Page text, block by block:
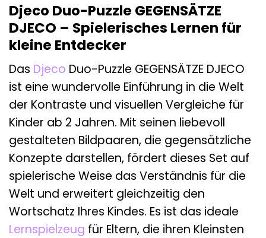
Djeco Duo-Puzzle GEGENSÄTZE
DJECO – Spielerisches Lernen für
kleine Entdecker
Das Djeco Duo-Puzzle GEGENSÄTZE DJECO
ist eine wundervolle Einführung in die Welt
der Kontraste und visuellen Vergleiche für
Kinder ab 2 Jahren. Mit seinen liebevoll
gestalteten Bildpaaren, die gegensätzliche
Konzepte darstellen, fördert dieses Set auf
spielerische Weise das Verständnis für die
Welt und erweitert gleichzeitig den
Wortschatz Ihres Kindes. Es ist das ideale
Lernspielzeug für Eltern, die ihren Kleinsten